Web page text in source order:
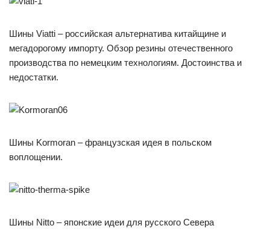
Шины Viatti – российская альтернатива китайщине и
мегадорогому импорту. Обзор резины отечественного
производства по немецким технологиям. Достоинства и
недостатки.
Шины Kormoran – французская идея в польском
воплощении.
Шины Nitto – японские идеи для русского Севера